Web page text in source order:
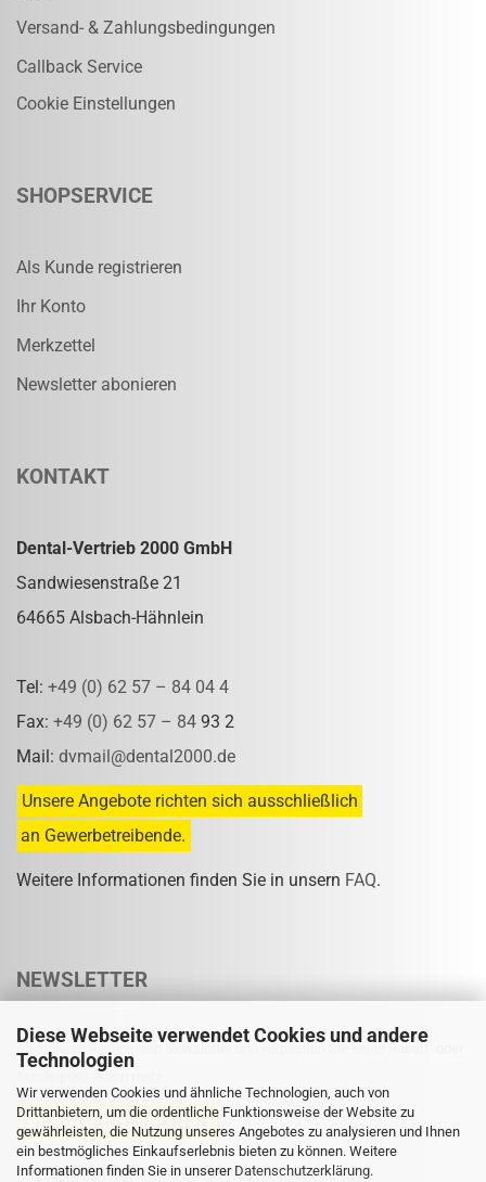
Diese Webseite verwendet Cookies und andere
Technologien
Wir verwenden Cookies und ähnliche Technologien, auch von
Drittanbietern, um die ordentliche Funktionsweise der Website zu
gewährleisten, die Nutzung unseres Angebotes zu analysieren und Ihnen
ein bestmögliches Einkaufserlebnis bieten zu können. Weitere
Informationen finden Sie in unserer Datenschutzerklärung.
Versand- & Zahlungsbedingungen
Callback Service
Cookie Einstellungen
SHOPSERVICE
Als Kunde registrieren
Ihr Konto
Merkzettel
Newsletter abonieren
KONTAKT
Dental-Vertrieb 2000 GmbH
Sandwiesenstraße 21
64665 Alsbach-Hähnlein
Tel: +49 (0) 62 57 – 84 04 4
Fax: +49 (0) 62 57 – 84 93 2
Mail: dvmail@dental2000.de
Unsere Angebote richten sich ausschließlich
an Gewerbetreibende.
Weitere Informationen finden Sie in unsern FAQ.
NEWSLETTER
Abonnieren Sie unseren Newsletter und verpassen Sie keine Rabatt- oder
Sonderpreisaktion mehr.
Eine Abmeldung ist jederzeit möglich.